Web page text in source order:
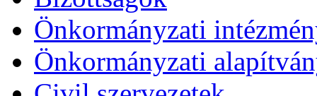
Önkormányzati
Önkormányzati